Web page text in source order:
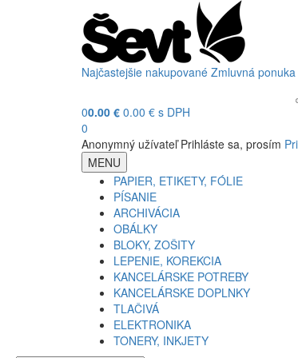
Najčastejšie nakupované Zmluvná ponuka
00.00 € 0.00 € s DPH
0
Anonymný užívateľ Prihláste sa, prosím
MENU
PAPIER, ETIKETY, FÓLIE
PÍSANIE
ARCHIVÁCIA
OBÁLKY
BLOKY, ZOŠITY
LEPENIE, KOREKCIA
KANCELÁRSKE POTREBY
KANCELÁRSKE DOPLNKY
TLAČIVÁ
ELEKTRONIKA
TONERY, INKJETY